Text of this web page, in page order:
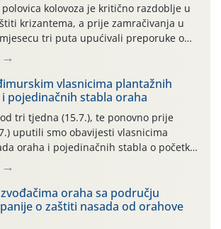
kolovoza je kritično razdoblje u
krizantema, a prije zamračivanja u
tri puta upućivali preporuke o
zaštite krizantema od najčešćih
štetnika i fito-fagnih grinja (23.7., 14.7.,
ovog mjeseca je zabilježeno je
vruće meteorološko razdoblje, uz
[…]
vlasnicima plantažnih
pojedinačnih stabla oraha
tri tjedna (15.7.), te ponovno prije
uputili smo obavijesti vlasnicima
oraha i pojedinačnih stabla o početku
potrebi usmjerenog suzbijanja
completa)! Već dvanaest dana
“toplinski udar”, koji naročito
dana (31.7.-05.8.), jer najviše
svakodnevno […]
oraha sa području
o zaštiti nasada od orahove